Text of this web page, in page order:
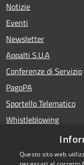
Notizie
Eventi
Newsletter
Appalti S.U.A
Conferenze di Servizio
PagoPA
Sportello Telematico
Whistleblowing
Teatro del Fuoco
Portale Storico della
Questo sito web